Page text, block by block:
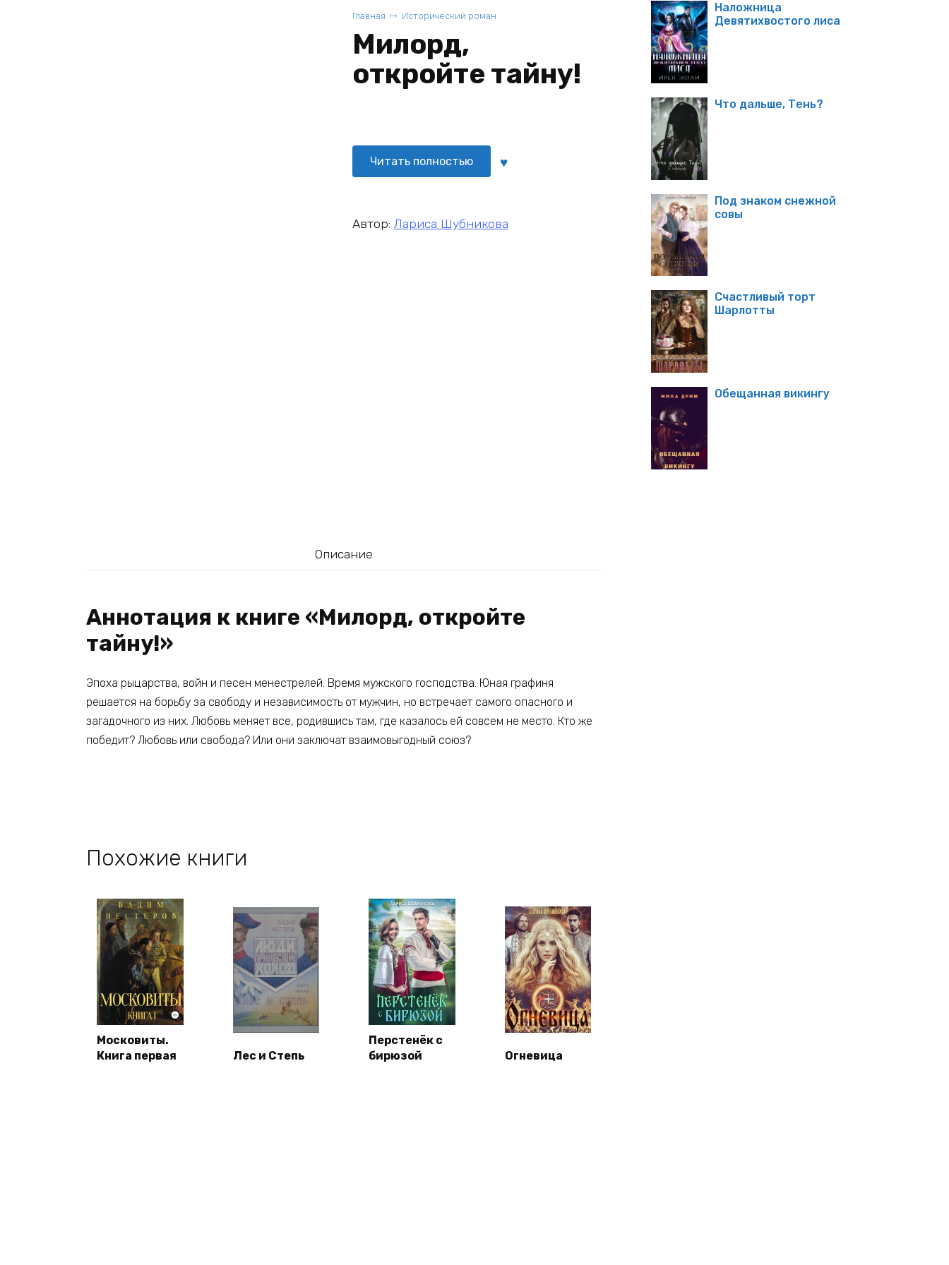
Главная Исторический роман
Милорд,
откройте тайну!
Читать полностью
Автор: Лариса Шубникова
Описание
Аннотация к книге «Милорд, откройте
тайну!»
Эпоха рыцарства, войн и песен менестрелей. Время мужского господства. Юная графиня
решается на борьбу за свободу и независимость от мужчин, но встречает самого опасного и
загадочного из них. Любовь меняет все, родившись там, где казалось ей совсем не место. Кто же
победит? Любовь или свобода? Или они заключат взаимовыгодный союз?
Похожие книги
Московиты.
Книга первая
Лес и Степь
Перстенёк с
бирюзой
Огневица
Наложница
Девятихвостого лиса
Что дальше, Тень?
Под знаком снежной
совы
Счастливый торт
Шарлотты
Обещанная викингу